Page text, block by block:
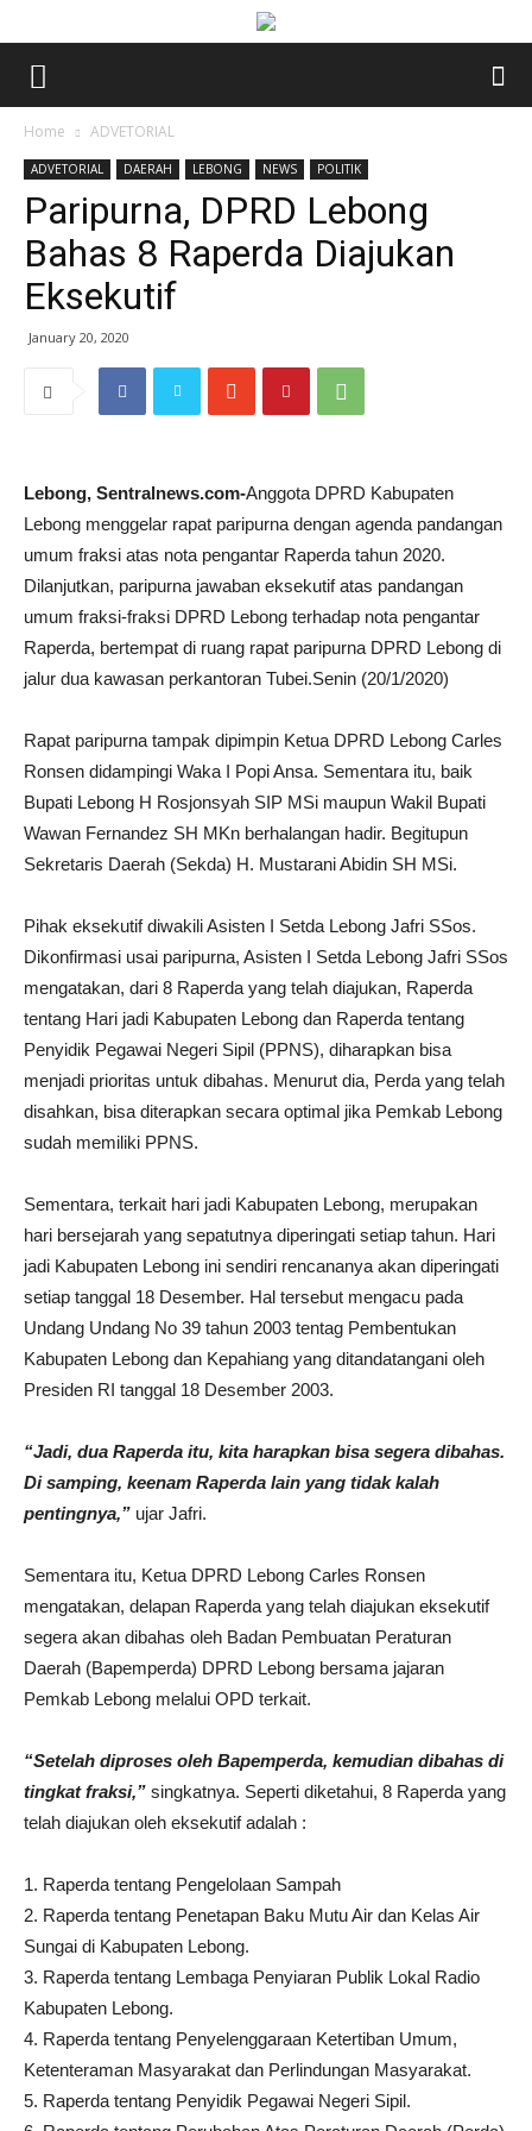
Home ADVETORIAL
ADVETORIAL DAERAH LEBONG NEWS POLITIK
Paripurna, DPRD Lebong
Bahas 8 Raperda Diajukan
Eksekutif
January 20, 2020
Lebong, Sentralnews.com-Anggota DPRD Kabupaten
Lebong menggelar rapat paripurna dengan agenda pandangan
umum fraksi atas nota pengantar Raperda tahun 2020.
Dilanjutkan, paripurna jawaban eksekutif atas pandangan
umum fraksi-fraksi DPRD Lebong terhadap nota pengantar
Raperda, bertempat di ruang rapat paripurna DPRD Lebong di
jalur dua kawasan perkantoran Tubei.Senin (20/1/2020)
Rapat paripurna tampak dipimpin Ketua DPRD Lebong Carles
Ronsen didampingi Waka I Popi Ansa. Sementara itu, baik
Bupati Lebong H Rosjonsyah SIP MSi maupun Wakil Bupati
Wawan Fernandez SH MKn berhalangan hadir. Begitupun
Sekretaris Daerah (Sekda) H. Mustarani Abidin SH MSi.
Pihak eksekutif diwakili Asisten I Setda Lebong Jafri SSos.
Dikonfirmasi usai paripurna, Asisten I Setda Lebong Jafri SSos
mengatakan, dari 8 Raperda yang telah diajukan, Raperda
tentang Hari jadi Kabupaten Lebong dan Raperda tentang
Penyidik Pegawai Negeri Sipil (PPNS), diharapkan bisa
menjadi prioritas untuk dibahas. Menurut dia, Perda yang telah
disahkan, bisa diterapkan secara optimal jika Pemkab Lebong
sudah memiliki PPNS.
Sementara, terkait hari jadi Kabupaten Lebong, merupakan
hari bersejarah yang sepatutnya diperingati setiap tahun. Hari
jadi Kabupaten Lebong ini sendiri rencananya akan diperingati
setiap tanggal 18 Desember. Hal tersebut mengacu pada
Undang Undang No 39 tahun 2003 tentag Pembentukan
Kabupaten Lebong dan Kepahiang yang ditandatangani oleh
Presiden RI tanggal 18 Desember 2003.
“Jadi, dua Raperda itu, kita harapkan bisa segera dibahas.
Di samping, keenam Raperda lain yang tidak kalah
pentingnya,” ujar Jafri.
Sementara itu, Ketua DPRD Lebong Carles Ronsen
mengatakan, delapan Raperda yang telah diajukan eksekutif
segera akan dibahas oleh Badan Pembuatan Peraturan
Daerah (Bapemperda) DPRD Lebong bersama jajaran
Pemkab Lebong melalui OPD terkait.
“Setelah diproses oleh Bapemperda, kemudian dibahas di
tingkat fraksi,” singkatnya. Seperti diketahui, 8 Raperda yang
telah diajukan oleh eksekutif adalah :
1. Raperda tentang Pengelolaan Sampah
2. Raperda tentang Penetapan Baku Mutu Air dan Kelas Air
Sungai di Kabupaten Lebong.
3. Raperda tentang Lembaga Penyiaran Publik Lokal Radio
Kabupaten Lebong.
4. Raperda tentang Penyelenggaraan Ketertiban Umum,
Ketenteraman Masyarakat dan Perlindungan Masyarakat.
5. Raperda tentang Penyidik Pegawai Negeri Sipil.